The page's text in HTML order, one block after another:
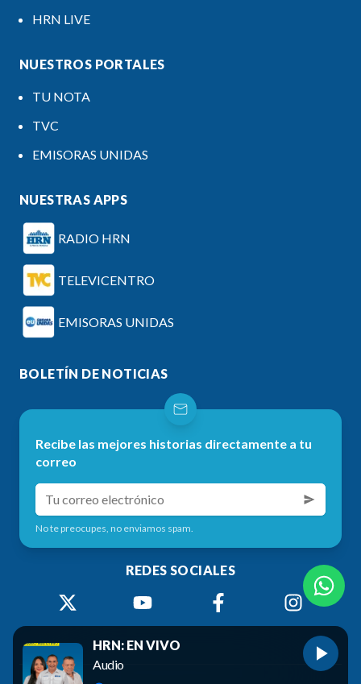
HRN LIVE
NUESTROS PORTALES
TU NOTA
TVC
EMISORAS UNIDAS
NUESTRAS APPS
RADIO HRN
TELEVICENTRO
EMISORAS UNIDAS
BOLETÍN DE NOTICIAS
Recibe las mejores historias directamente a tu
correo
No te preocupes, no enviamos spam.
REDES SOCIALES
HRN: EN VIVO
Audio